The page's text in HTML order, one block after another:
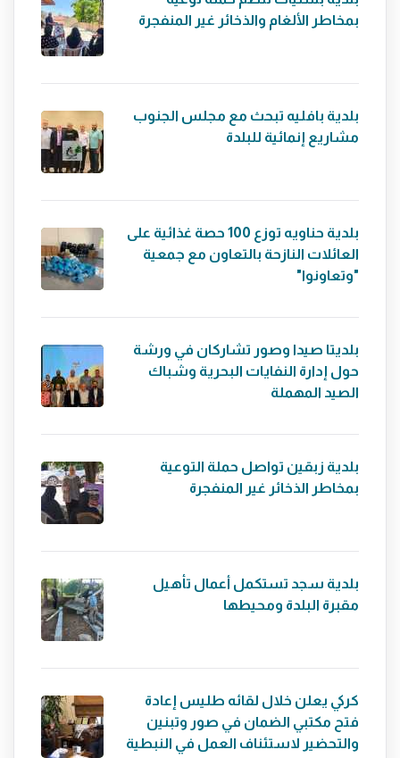
بمخاطر الألغام والذخائر غير المنفجرة
بلدية بافليه تبحث مع مجلس الجنوب
مشاريع إنمائية للبلدة
بلدية حناويه توزع 100 حصة غذائية على
العائلات النازحة بالتعاون مع جمعية
"وتعاونوا"
بلديتا صيدا وصور تشاركان في ورشة
حول إدارة النفايات البحرية وشباك
الصيد المهملة
بلدية زبقين تواصل حملة التوعية
بمخاطر الذخائر غير المنفجرة
بلدية سجد تستكمل أعمال تأهيل
مقبرة البلدة ومحيطها
كركي يعلن خلال لقائه طليس إعادة
فتح مكتبي الضمان في صور وتبنين
والتحضير لاستئناف العمل في النبطية